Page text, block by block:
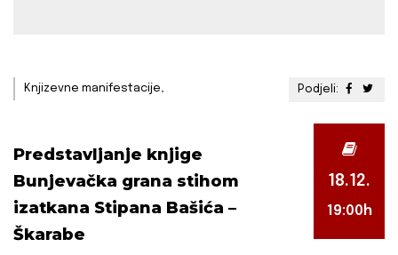
Podjeli:
Knjizevne manifestacije,
18.12.
19:00h
Predstavljanje knjige
Bunjevačka grana stihom
izatkana Stipana Bašića –
Škarabe